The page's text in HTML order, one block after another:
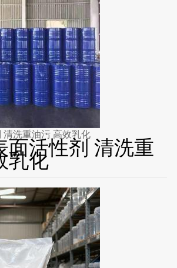
清洗重油污 高效乳化
面活性剂 清洗重
乳化